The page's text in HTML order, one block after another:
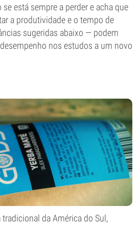
está sempre a perder e acha que
a produtividade e o tempo de
sugeridas abaixo — podem
nos estudos a um novo
da América do Sul,